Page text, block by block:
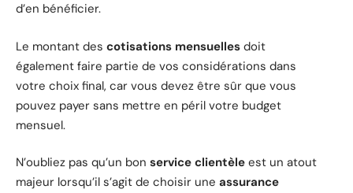
d’en bénéficier.
Le montant des cotisations mensuelles doit
également faire partie de vos considérations dans
votre choix final, car vous devez être sûr que vous
pouvez payer sans mettre en péril votre budget
mensuel.
N’oubliez pas qu’un bon service clientèle est un atout
majeur lorsqu’il s’agit de choisir une assurance